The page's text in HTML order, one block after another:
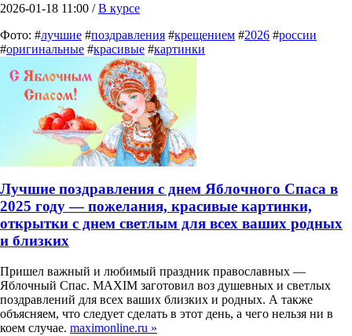
2026-01-18 11:00 /В курсе
Фото: #лучшие #поздравления #крещением #2026 #россии
#оригинальные #красивые #картинки
Лучшие поздравления с днем Яблочного Спаса в
2025 году — пожелания, красивые картинки,
открытки с днем светлым для всех ваших родных
и близких
Пришел важный и любимый праздник православных —
Яблочный Спас. MAXIM заготовил воз душевных и светлых
поздравлений для всех ваших близких и родных. А также
объясняем, что следует сделать в этот день, а чего нельзя ни в
коем случае. maximonline.ru »